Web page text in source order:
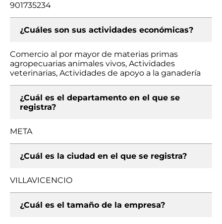
901735234
¿Cuáles son sus actividades económicas?
Comercio al por mayor de materias primas
agropecuarias animales vivos, Actividades
veterinarias, Actividades de apoyo a la ganadería
¿Cuál es el departamento en el que se
registra?
META
¿Cuál es la ciudad en el que se registra?
VILLAVICENCIO
¿Cuál es el tamaño de la empresa?